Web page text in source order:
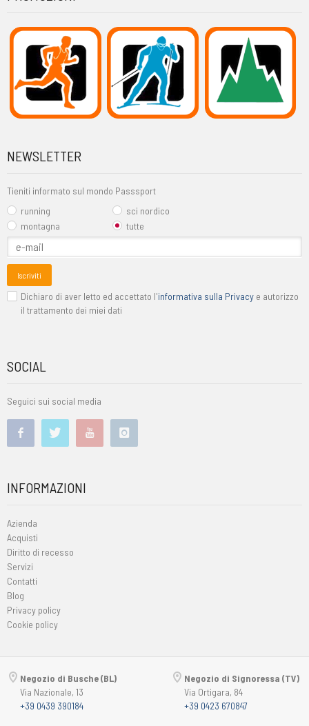
NEWSLETTER
Tieniti informato sul mondo Passsport
running
sci nordico
montagna
tutte
Iscriviti
Dichiaro di aver letto ed accettato l'informativa sulla Privacy e autorizzo
il trattamento dei miei dati
SOCIAL
Seguici sui social media
INFORMAZIONI
Azienda
Acquisti
Diritto di recesso
Servizi
Contatti
Blog
Privacy policy
Cookie policy
Negozio di Busche (BL)
Via Nazionale, 13
+39 0439 390184
Negozio di Signoressa (TV)
Via Ortigara, 84
+39 0423 670847